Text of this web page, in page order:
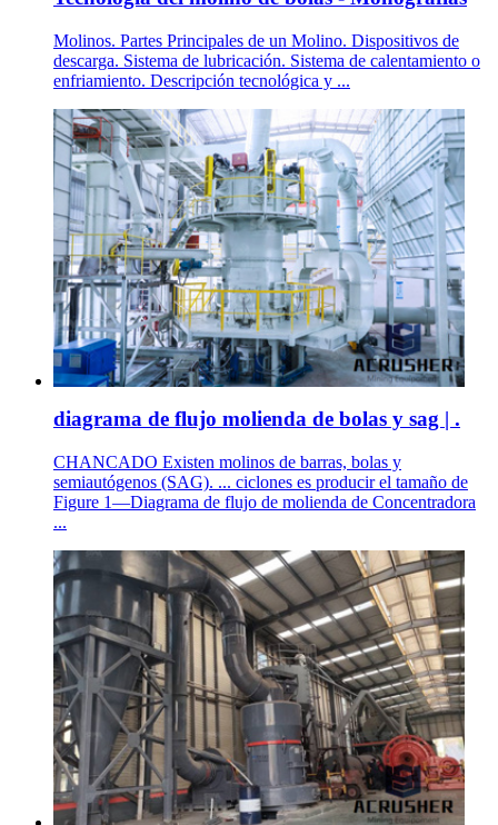
Molinos. Partes Principales de un Molino. Dispositivos de
descarga. Sistema de lubricación. Sistema de calentamiento o
enfriamiento. Descripción tecnológica y ...
diagrama de flujo molienda de bolas y sag | .
CHANCADO Existen molinos de barras, bolas y
semiautógenos (SAG). ... ciclones es producir el tamaño de
Figure 1—Diagrama de flujo de molienda de Concentradora
...